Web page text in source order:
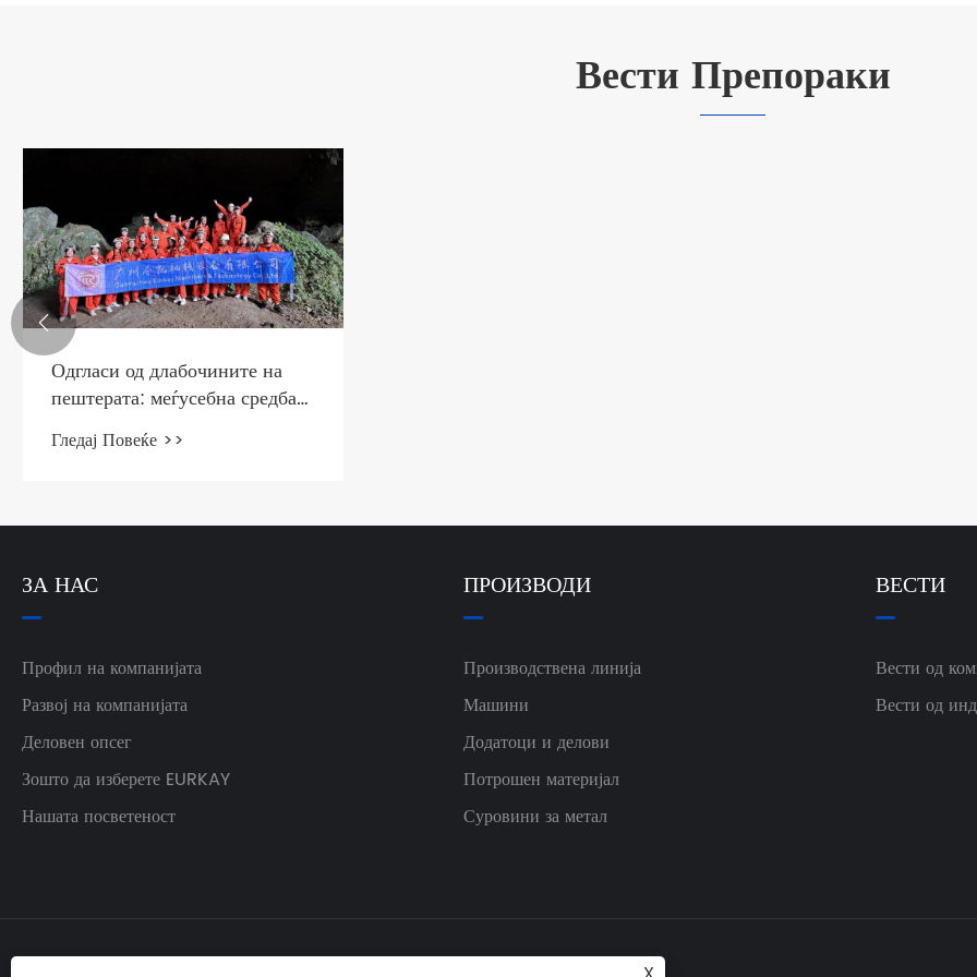
Вести Препораки
Одгласи од длабочините на
пештерата: меѓусебна средба
со природата и членовите на
тимот
Гледај Повеќе >>

ЗА НАС
Профил на компанијата
Развој на компанијата
Деловен опсег
Зошто да изберете EURKAY
Нашата посветеност
ПРОИЗВОДИ
Производствена линија
Машини
Додатоци и делови
Потрошен материјал
Суровини за метал
ВЕСТИ
Вести од
Вести од